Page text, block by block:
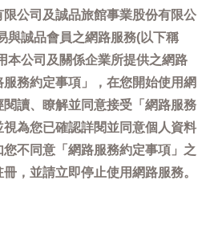
公司及誠品旅館事業股份有限公
與誠品會員之網路服務(以下稱
本公司及關係企業所提供之網路
務約定事項」，在您開始使用網
讀、瞭解並同意接受「網路服務
為您已確認詳閱並同意個人資料
不同意「網路服務約定事項」之
，並請立即停止使用網路服務。